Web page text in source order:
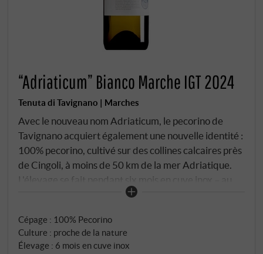
“Adriaticum” Bianco Marche IGT 2024
Tenuta di Tavignano | Marches
Avec le nouveau nom Adriaticum, le pecorino de
Tavignano acquiert également une nouvelle identité :
100% pecorino, cultivé sur des collines calcaires près
de Cingoli, à moins de 50 km de la mer Adriatique.
L'élevage se fait pendant six mois en cuve inox – au
frais, afin de préserver la structure et la fraîcheur.
argentés. Au nez, des fleurs blanches, des fruits
jaunes, des agrumes, un soupçon de fenouil. En
Cépage : 100% Pecorino
Culture : proche de la nature
Élevage : 6 mois en cuve inox